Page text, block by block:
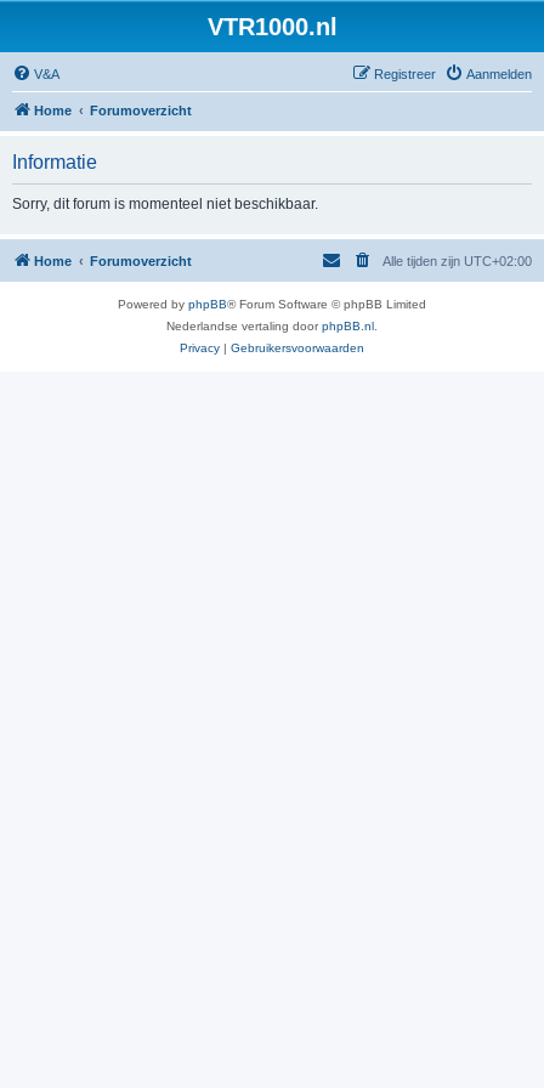
VTR1000.nl
V&A Aanmelden
Registreer
Home Forumoverzicht
Informatie
Sorry, dit forum is momenteel niet beschikbaar.
Home Forumoverzicht Alle tijden zijn UTC+02:00
Powered by phpBB® Forum Software © phpBB Limited
Nederlandse vertaling doorphpBB.nl
Privacy | Gebruikersvoorwaarden